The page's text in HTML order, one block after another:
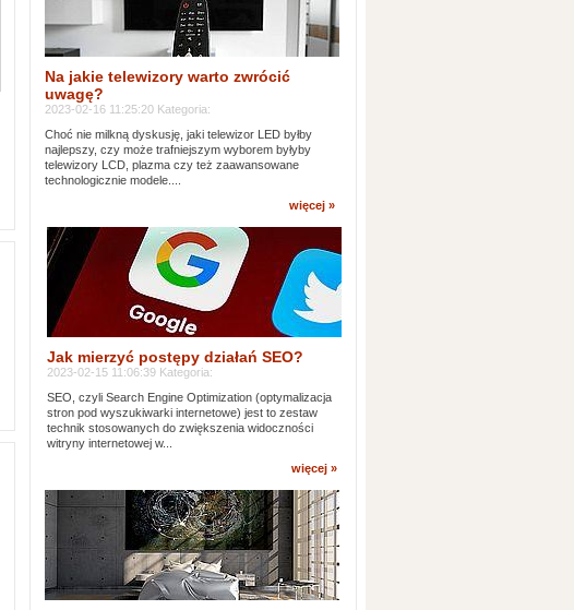
Na jakie telewizory warto zwrócić
uwagę?
2023-02-16 11:25:20 Kategoria:
Choć nie milkną dyskusję, jaki telewizor LED byłby
najlepszy, czy może trafniejszym wyborem byłyby
telewizory LCD, plazma czy też zaawansowane
technologicznie modele....
więcej »
Jak mierzyć postępy działań SEO?
2023-02-15 11:06:39 Kategoria:
SEO, czyli Search Engine Optimization (optymalizacja
stron pod wyszukiwarki internetowe) jest to zestaw
technik stosowanych do zwiększenia widoczności
witryny internetowej w...
więcej »